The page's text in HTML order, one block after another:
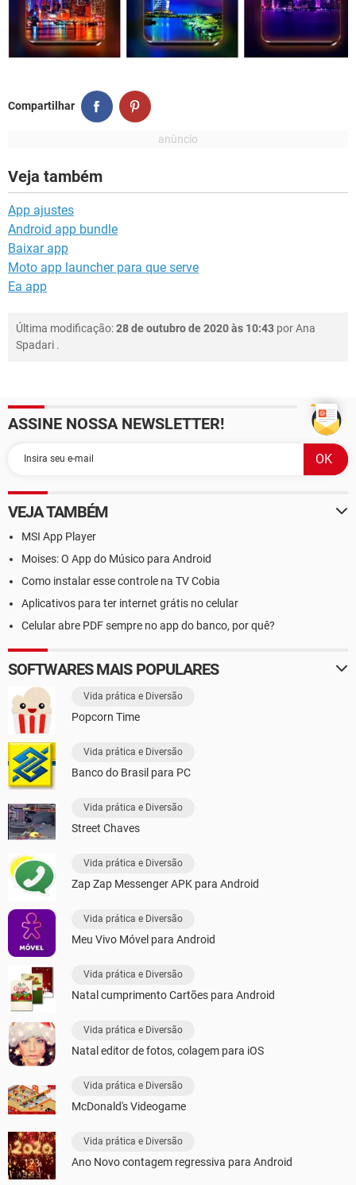
Compartilhar
Veja também
App ajustes
Android app bundle
Baixar app
Moto app launcher para que serve
Ea app
Última modificação:28 de outubro de 2020 às 10:43 porAna
Spadari .
ASSINE NOSSA NEWSLETTER!
VEJA TAMBÉM
MSI App Player
Moises: O App do Músico para Android
Como instalar esse controle na TV Cobia
Aplicativos para ter internet grátis no celular
Celular abre PDF sempre no app do banco, por quê?
SOFTWARES MAIS POPULARES
Vida prática e Diversão
Popcorn Time
Vida prática e Diversão
Banco do Brasil para PC
Vida prática e Diversão
Street Chaves
Vida prática e Diversão
Zap Zap Messenger APK para Android
Vida prática e Diversão
Meu Vivo Móvel para Android
Vida prática e Diversão
Natal cumprimento Cartões para Android
Vida prática e Diversão
Natal editor de fotos, colagem para iOS
Vida prática e Diversão
McDonald's Videogame
Vida prática e Diversão
Ano Novo contagem regressiva para Android